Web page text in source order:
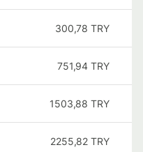
300,78 TRY
751,94 TRY
1503,88 TRY
2255,82 TRY